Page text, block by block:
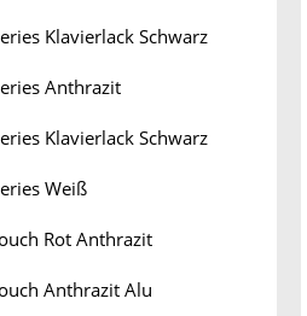
Klavierlack Schwarz
Anthrazit
Klavierlack Schwarz
Weiß
Rot Anthrazit
Anthrazit Alu